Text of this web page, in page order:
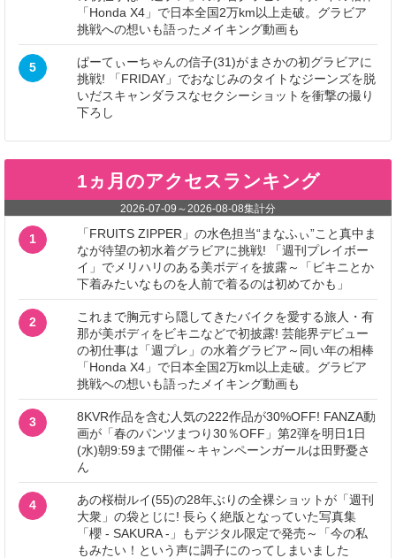
「Honda X4」で日本全国2万km以上走破。グラビア
挑戦への想いも語ったメイキング動画も
5
ぱーてぃーちゃんの信子(31)がまさかの初グラビアに
挑戦! 「FRIDAY」でおなじみのタイトなジーンズを脱
いだスキャンダラスなセクシーショットを衝撃の撮り
下ろし
1ヵ月のアクセスランキング
2026-07-09 ～2026-08-08集計分
1
「FRUITS ZIPPER」の水色担当“まなふぃ”こと真中ま
なが待望の初水着グラビアに挑戦! 「週刊プレイボー
イ」でメリハリのある美ボディを披露～「ビキニとか
下着みたいなものを人前で着るのは初めてかも」
2
これまで胸元すら隠してきたバイクを愛する旅人・有
那が美ボディをビキニなどで初披露! 芸能界デビュー
の初仕事は「週プレ」の水着グラビア～同い年の相棒
「Honda X4」で日本全国2万km以上走破。グラビア
挑戦への想いも語ったメイキング動画も
3
8KVR作品を含む人気の222作品が30%OFF! FANZA動
画が「春のパンツまつり30％OFF」第2弾を明日1日
(水)朝9:59まで開催～キャンペーンガールは田野憂さ
ん
4
あの桜樹ルイ(55)の28年ぶりの全裸ショットが「週刊
大衆」の袋とじに! 長らく絶版となっていた写真集
「櫻 - SAKURA -」もデジタル限定で発売～「今の私
もみたい！という声に調子にのってしまいました